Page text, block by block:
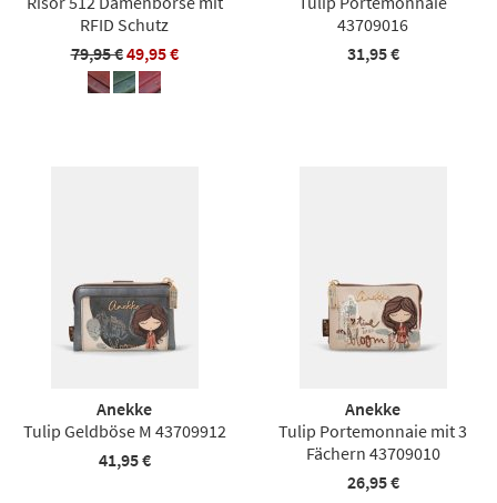
RFID Schutz
79,95 €49,95 €
43709016
31,95 €
Anekke
Tulip Geldböse M 43709912
41,95 €
Anekke
Tulip Portemonnaie mit 3
Fächern 43709010
26,95 €